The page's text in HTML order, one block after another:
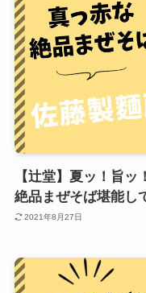
【辻堂】夏ッ！旨
絶品まぜそば堪能し
2021年8月27日